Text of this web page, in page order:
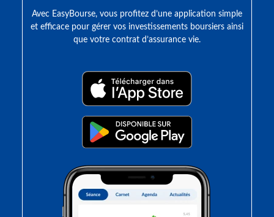
Avec EasyBourse, vous profitez d’une application simple
et efficace pour gérer vos investissements boursiers ainsi
que votre contrat d’assurance vie.